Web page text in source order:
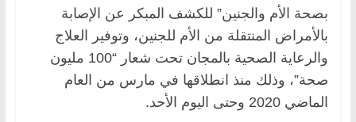
بصحة الأم والجنين” للكشف المبكر عن الإصابة
بالأمراض المنتقلة من الأم للجنين، وتوفير العلاج
والرعاية الصحية بالمجان تحت شعار “100 مليون
صحة”، وذلك منذ انطلاقها في مارس من العام
الماضي 2020 وحتى اليوم الأحد.